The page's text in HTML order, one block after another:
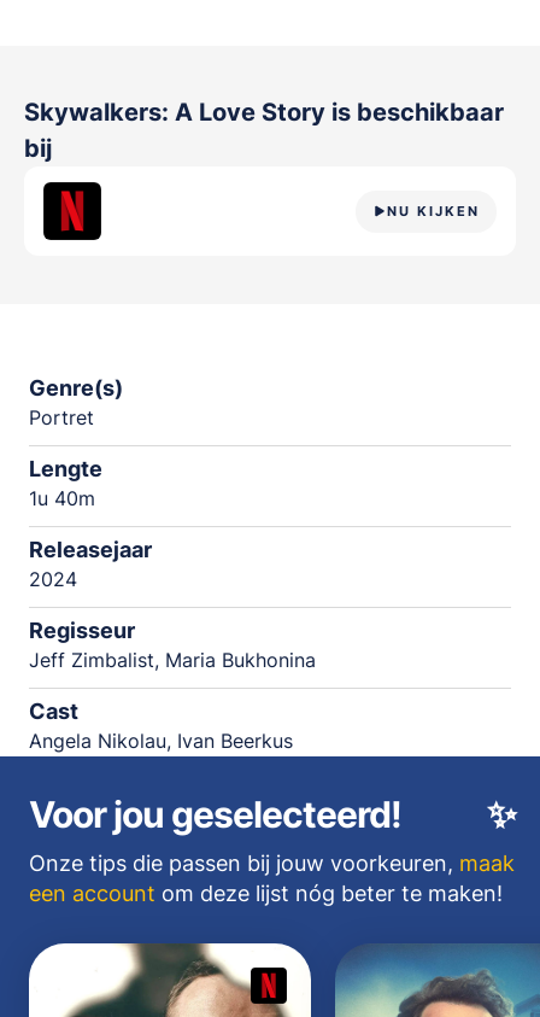
Skywalkers: A Love Story is beschikbaar
bij
NU KIJKEN
Genre(s)
Portret
Lengte
1u 40m
Releasejaar
2024
Regisseur
Jeff Zimbalist, Maria Bukhonina
Cast
Angela Nikolau, Ivan Beerkus
✨
Voor jou geselecteerd!
Onze tips die passen bij jouw voorkeuren, maak
een account om deze lijst nóg beter te maken!